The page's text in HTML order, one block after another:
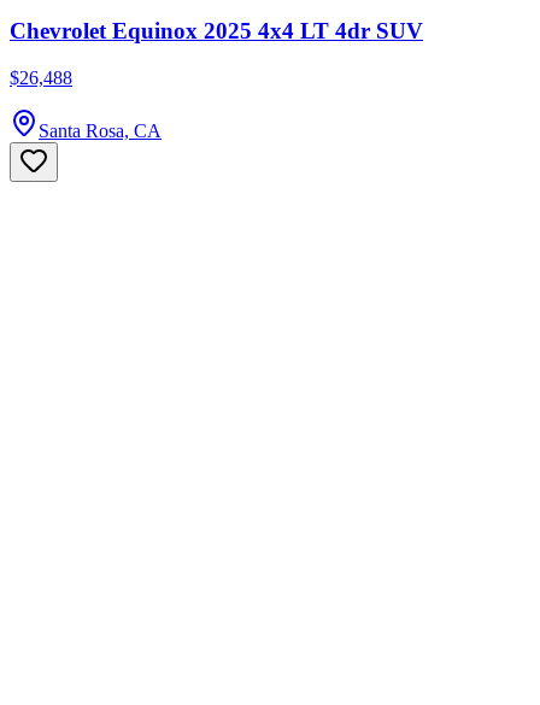
Chevrolet Equinox 2025 4x4 LT 4dr SUV
$26,488
Santa Rosa, CA